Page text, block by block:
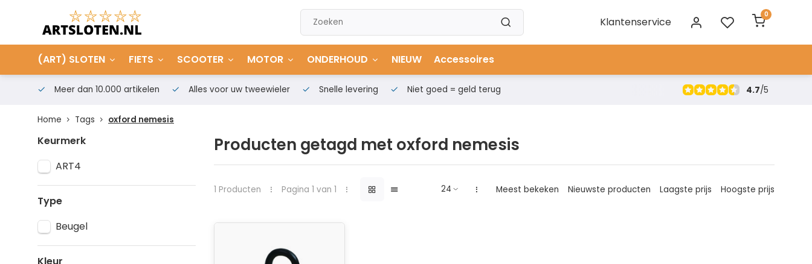
Klantenservice
0
(ART) SLOTEN FIETS SCOOTER MOTOR ONDERHOUD NIEUW Accessoires
Meer dan 10.000 artikelen Alles voor uw tweewieler Snelle levering Niet goed = geld terug 4.7/5
Home Tags oxford nemesis
Keurmerk
ART4
Type
Beugel
Producten getagd met oxford nemesis
1 Producten Pagina 1 van 1 Meest bekeken Nieuwste producten Laagste prijs Hoogste prijs